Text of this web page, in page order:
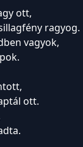
ott,
ragyog.
vagyok,
ott.